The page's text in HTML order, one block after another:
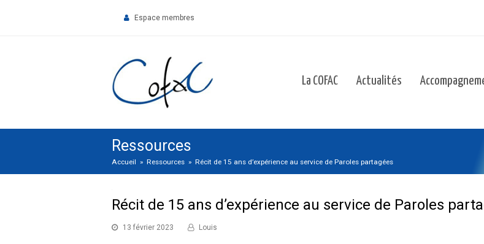
Espace membres
La COFAC Actualités
Ressources
Accueil » Ressources » Récit de 15 ans d’expérience au service de Paroles partagées
Récit de 15 ans d’expérience au service de Paroles
13 février 2023 Louis